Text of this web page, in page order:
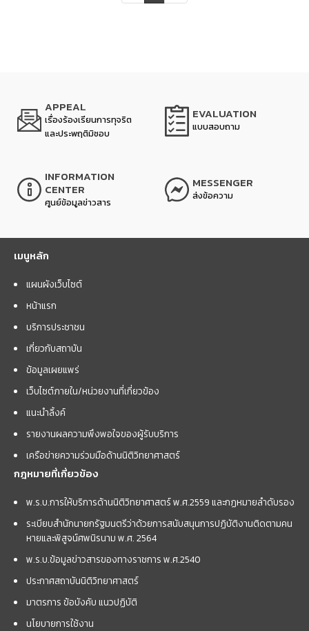
APPEAL
เรื่องร้องเรียนการทุจริต
และประพฤติมิชอบ
EVALUATION
แบบสอบถาม
INFORMATION
CENTER
ศูนย์ข้อมูลข่าวสาร
MESSENGER
ส่งข้อความ
เมนูหลัก
แผนผังเว็บไซต์
หน้าแรก
บริการประชาชน
เกี่ยวกับสถาบัน
ข้อมูลเผยแพร่
เว็บไซต์ภายใน/หน่วยงานที่เกี่ยวข้อง
แนะนำลิ้งค์
รายงานผลความพึงพอใจของผู้รับบริการ
เครือข่ายความร่วมมือด้านนิติวิทยาศาสตร์
กฎหมายที่เกี่ยวข้อง
พ.ร.บ.การให้บริการด้านนิติวิทยาศาสตร์ พ.ศ.2559 และกฏหมายลำดับรอง
ระเบียบสำนักนายกรัฐมนตรีว่าด้วยการสนับสนุนการปฏิบัติงานติดตามคน
หายและพิสูจน์ศพนิรนาม พ.ศ. 2564
พ.ร.บ.ข้อมูลข่าวสารของทางราชการ พ.ศ.2540
ประกาศสถาบันนิติวิทยาศาสตร์
มาตรการ ข้อบังคับ แนวปฏิบัติ
นโยบายการใช้งาน